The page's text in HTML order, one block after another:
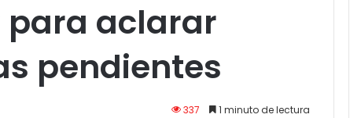
para aclarar
pendientes
337 1 minuto de lectura